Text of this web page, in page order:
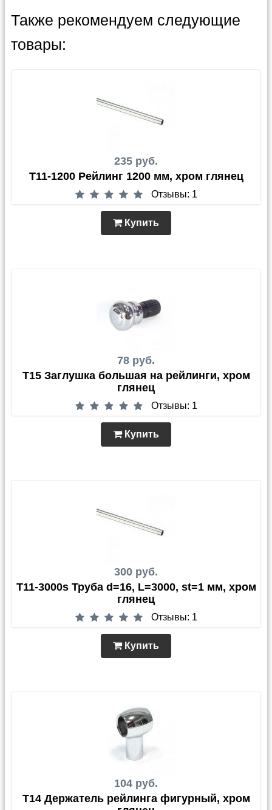
Также рекомендуем следующие
товары:
235 руб.
T11-1200 Рейлинг 1200 мм, хром глянец
Отзывы: 1
Купить
78 руб.
T15 Заглушка большая на рейлинги, хром
глянец
Отзывы: 1
Купить
300 руб.
T11-3000s Труба d=16, L=3000, st=1 мм, хром
глянец
Отзывы: 1
Купить
104 руб.
T14 Держатель рейлинга фигурный, хром